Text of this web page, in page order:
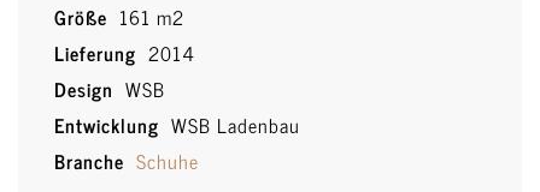
Größe 161 m2
Lieferung 2014
Design WSB
Entwicklung WSB Ladenbau
Branche Schuhe